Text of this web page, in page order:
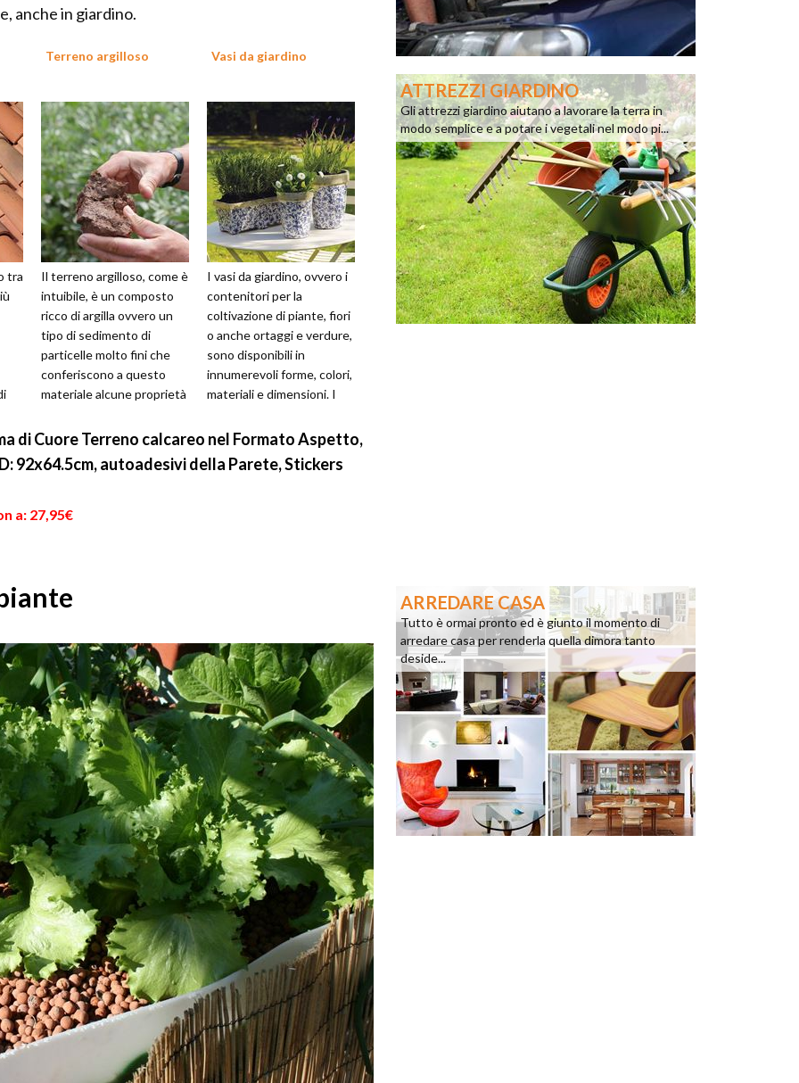
anche in giardino.
tra
Terreno argilloso
Il terreno argilloso, come è
intuibile, è un composto
ricco di argilla ovvero un
tipo di sedimento di
particelle molto fini che
conferiscono a questo
materiale alcune proprietà
Vasi da giardino
I vasi da giardino, ovvero i
contenitori per la
coltivazione di piante, fiori
o anche ortaggi e verdure,
sono disponibili in
innumerevoli forme, colori,
materiali e dimensioni. I
di Cuore Terreno calcareo nel Formato Aspetto,
92x64.5cm, autoadesivi della Parete, Stickers
a: 27,95€
ATTREZZI GIARDINO
Gli attrezzi giardino aiutano a lavorare la terra in
modo semplice e a potare i vegetali nel modo pi...
ARREDARE CASA
Tutto è ormai pronto ed è giunto il momento di
arredare casa per renderla quella dimora tanto
deside...